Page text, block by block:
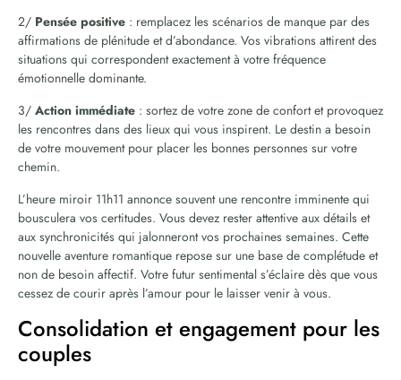
2/ Pensée positive : remplacez les scénarios de manque par des
affirmations de plénitude et d’abondance. Vos vibrations attirent des
situations qui correspondent exactement à votre fréquence
émotionnelle dominante.
3/ Action immédiate : sortez de votre zone de confort et provoquez
les rencontres dans des lieux qui vous inspirent. Le destin a besoin
de votre mouvement pour placer les bonnes personnes sur votre
chemin.
L’heure miroir 11h11 annonce souvent une rencontre imminente qui
bousculera vos certitudes. Vous devez rester attentive aux détails et
aux synchronicités qui jalonneront vos prochaines semaines. Cette
nouvelle aventure romantique repose sur une base de complétude et
non de besoin affectif. Votre futur sentimental s’éclaire dès que vous
cessez de courir après l’amour pour le laisser venir à vous.
Consolidation et engagement pour les
couples